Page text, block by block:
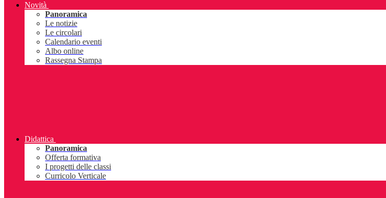
Novità
Panoramica
Le notizie
Le circolari
Calendario eventi
Albo online
Rassegna Stampa
Didattica
Panoramica
Offerta formativa
I progetti delle classi
Curricolo Verticale